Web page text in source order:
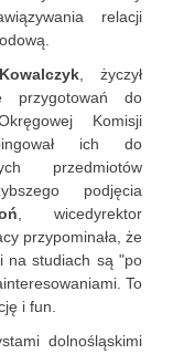
relacji
, życzył
przygotowań do
Komisji
ich do
przedmiotów
podjęcia
, wicedyrektor
przypominała, że
na studiach są "po
To
i fun.
dolnośląskimi